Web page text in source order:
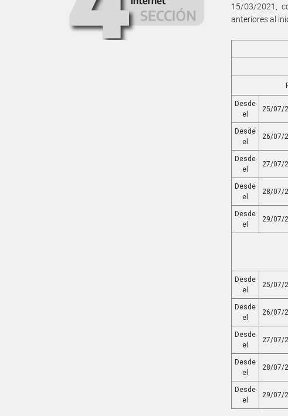
15/03/2021,
anteriores al
Desde
el
25/07/
Desde
el
26/07/
Desde
el
27/07/
Desde
el
28/07/
Desde
el
29/07/
Desde
el
25/07/
Desde
el
26/07/
Desde
el
27/07/
Desde
el
28/07/
Desde
el
29/07/